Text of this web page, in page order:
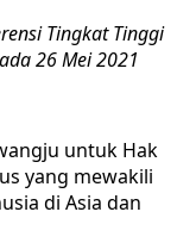
Tingkat Tinggi
26 Mei 2021
untuk Hak
yang mewakili
di Asia dan